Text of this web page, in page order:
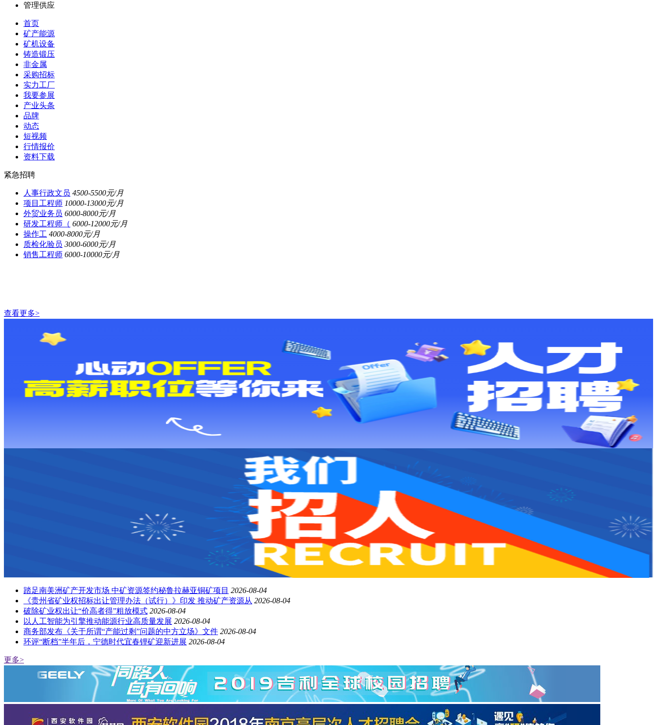
管理供应
首页
矿产能源
矿机设备
铸造锻压
非金属
采购招标
实力工厂
我要参展
产业头条
品牌
动态
短视频
行情报价
资料下载
紧急招聘
人事行政文员 4500-5500元/月
项目工程师 10000-13000元/月
外贸业务员 6000-8000元/月
研发工程师（ 6000-12000元/月
操作工 4000-8000元/月
质检化验员 3000-6000元/月
销售工程师 6000-10000元/月
查看更多>
踏足南美洲矿产开发市场 中矿资源签约秘鲁拉赫亚铜矿项目 2026-08-04
《贵州省矿业权招标出让管理办法（试行）》印发 推动矿产资源从 2026-08-04
破除矿业权出让“价高者得”粗放模式 2026-08-04
以人工智能为引擎推动能源行业高质量发展 2026-08-04
商务部发布《关于所谓“产能过剩”问题的中方立场》文件 2026-08-04
环评“断档”半年后，宁德时代宜春锂矿迎新进展 2026-08-04
更多>